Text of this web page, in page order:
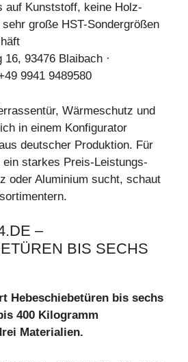
auf Kunststoff, keine Holz-
große HST-Sondergrößen
16, 93476 Blaibach ·
9941 9489580
Wärmeschutz und
in einem Konfigurator
deutscher Produktion. Für
starkes Preis-Leistungs-
oder Aluminium sucht, schaut
–
BIS SECHS
Hebeschiebetüren bis sechs
400 Kilogramm
Materialien.